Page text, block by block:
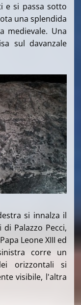
e si passa sotto
una splendida
medievale. Una
sul davanzale
si innalza il
Palazzo Pecci,
Leone XIII ed
corre un
orizzontali si
visibile, l'altra